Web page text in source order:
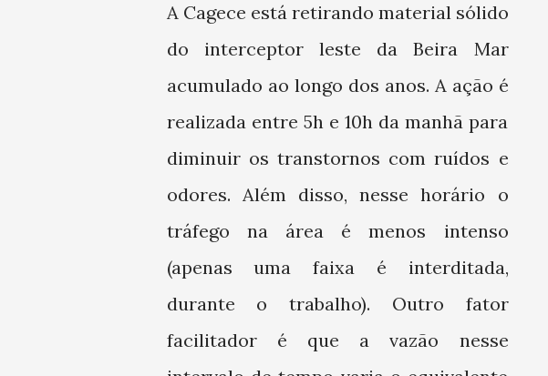
A Cagece está retirando material sólido
do interceptor leste da Beira Mar
acumulado ao longo dos anos. A ação é
realizada entre 5h e 10h da manhã para
diminuir os transtornos com ruídos e
odores. Além disso, nesse horário o
tráfego na área é menos intenso
(apenas uma faixa é interditada,
durante o trabalho). Outro fator
facilitador é que a vazão nesse